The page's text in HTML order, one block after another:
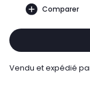
Comparer
Vendu et expédié